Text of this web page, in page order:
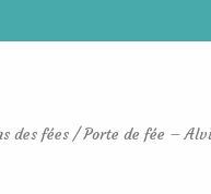
des fées / Porte de fée –